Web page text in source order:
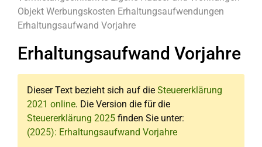
Objekt Werbungskosten Erhaltungsaufwendungen
Erhaltungsaufwand Vorjahre
Erhaltungsaufwand Vorjahre
Dieser Text bezieht sich auf die Steuererklärung
2021 online. Die Version die für die
Steuererklärung 2025 finden Sie unter:
(2025): Erhaltungsaufwand Vorjahre